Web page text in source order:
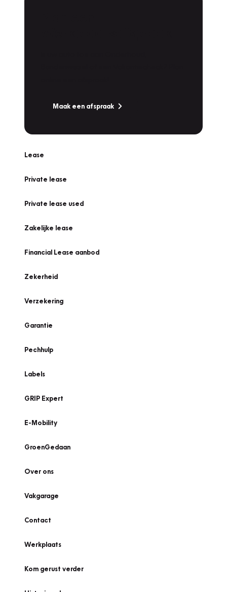
Maak een afspraak
Lease
Private lease
Private lease used
Zakelijke lease
Financial Lease aanbod
Zekerheid
Verzekering
Garantie
Pechhulp
Labels
GRIP Expert
E-Mobility
GroenGedaan
Over ons
Vakgarage
Contact
Werkplaats
Kom gerust verder